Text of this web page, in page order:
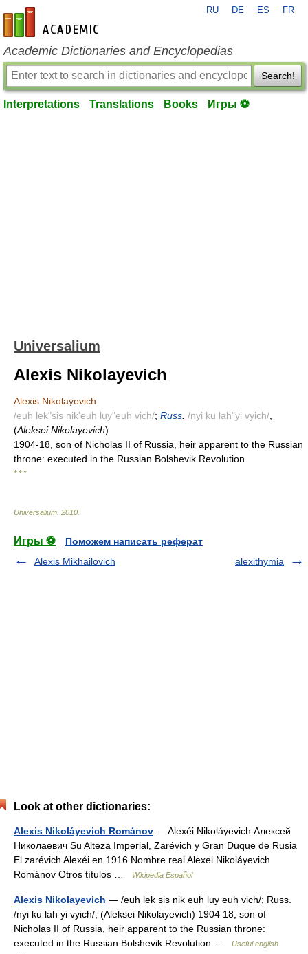
en-academic.com
RU DE ES FR
Academic Dictionaries and Encyclopedias
Search!
Interpretations Translations Books Игры ⚽
Universalium
Alexis Nikolayevich
Alexis Nikolayevich
/euh lek"sis nik'euh luy"euh vich/; Russ /nyi ku lah"yi vyich/
(Aleksei Nikolayevich)
1904-18, son of Nicholas II of Russia, heir apparent to the Russian
throne: executed in the Russian Bolshevik Revolution.
* * *
Universalium 2010
Игры ⚽
Поможем написать реферат
Alexis Mikhailovich
alexithymia
Look at other dictionaries:
Alexis Nikoláyevich Románov — Alexéi Nikoláyevich Алексей
Николаевич Su Alteza Imperial, Zarévich y Gran Duque de Rusia
El zarévich Alexéi en 1916 Nombre real Alexei Nikoláyevich
Románov Otros títulos …
Wikipedia Español
Alexis Nikolayevich — /euh lek sis nik euh luy euh vich/; Russ.
/nyi ku lah yi vyich/, (Aleksei Nikolayevich) 1904 18, son of
Nicholas II of Russia, heir apparent to the Russian throne:
executed in the Russian Bolshevik Revolution …
Useful english